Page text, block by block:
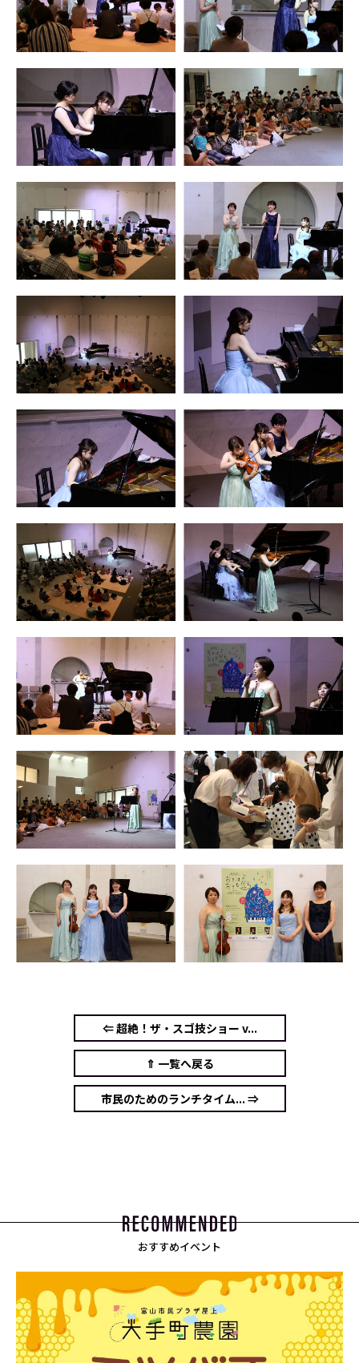
⇐ 超絶！ザ・スゴ技ショー v...
⇑ 一覧へ戻る
市民のためのランチタイム... ⇒
おすすめイベント